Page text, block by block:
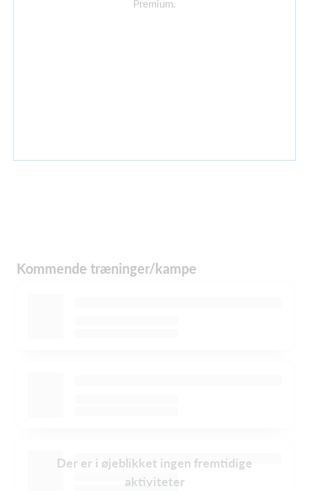
Premium.
Kommende træninger/kampe
Der er i øjeblikket ingen fremtidige
aktiviteter